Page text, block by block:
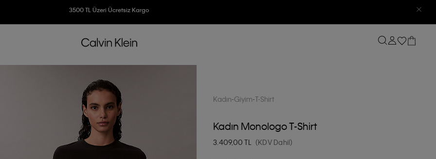
3500 TL Üzeri Ücretsiz Kargo
Kadın Giyim T-Shirt
Kadın Monologo T-Shirt
3.409,00 TL (KDV Dahil)